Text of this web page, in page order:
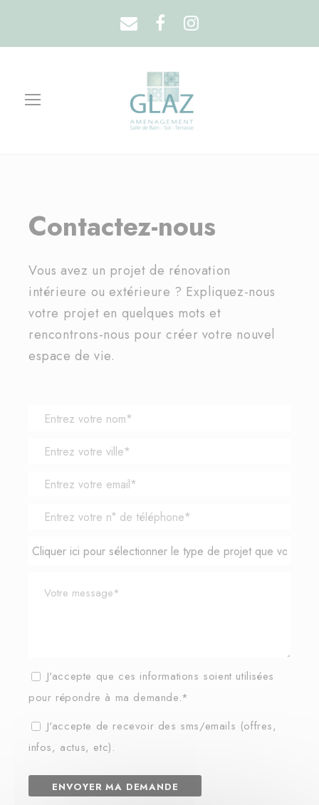
Contactez-nous
Vous avez un projet de rénovation
intérieure ou extérieure ? Expliquez-nous
votre projet en quelques mots et
rencontrons-nous pour créer votre nouvel
espace de vie.
J'accepte que ces informations soient utilisées
pour répondre à ma demande.*
J'accepte de recevoir des sms/emails (offres,
infos, actus, etc).